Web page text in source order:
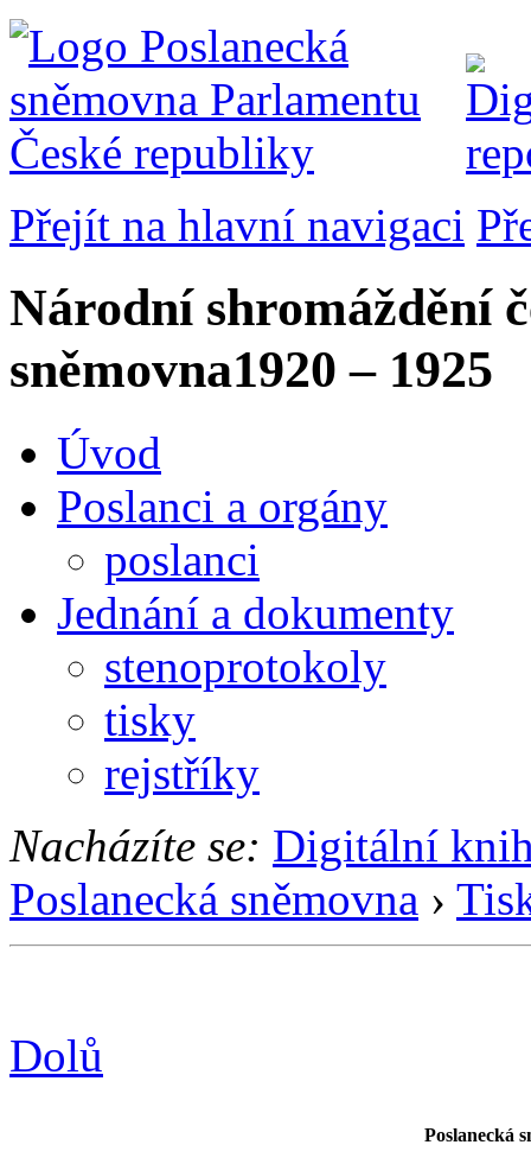
Přejít na hlavní navigaci
Národní shromáždění
sněmovna1920 – 1925
Úvod
Poslanci a orgány
poslanci
Jednání a dokumenty
stenoprotokoly
tisky
rejstříky
Nacházíte se: Digitální
Poslanecká sněmovna ›
Dolů
Poslanecká